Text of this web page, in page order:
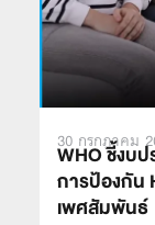
30 กรกฎาคม
WHO ชี้งบ
การป้องกัน
เพศสัมพันธ์